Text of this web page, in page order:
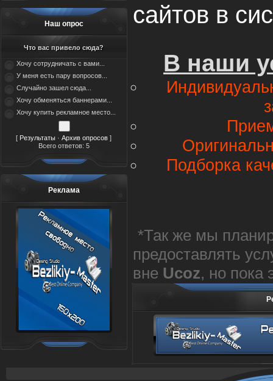
Наш опрос
Что вас привело сюда?
Хочу сотрудничать с вами...
У меня есть пару вопросов...
Случайно зашел сюда...
Хочу обменяться баннерами...
Хочу купить рекламное место...
[ Результаты ·Архив опросов ]
Всего ответов: 5
Реклама
сайтов в
В наши
Подборка
*Так же мы
предоставлять
вне Ucoz, но пока